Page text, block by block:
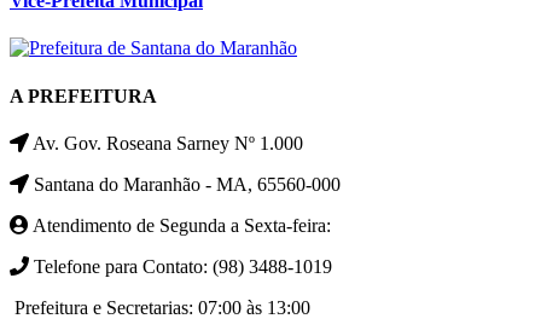
A PREFEITURA
Av. Gov. Roseana Sarney Nº 1.000
Santana do Maranhão - MA, 65560-000
Atendimento de Segunda a Sexta-feira:
Telefone para Contato: (98) 3488-1019
Prefeitura e Secretarias: 07:00 às 13:00